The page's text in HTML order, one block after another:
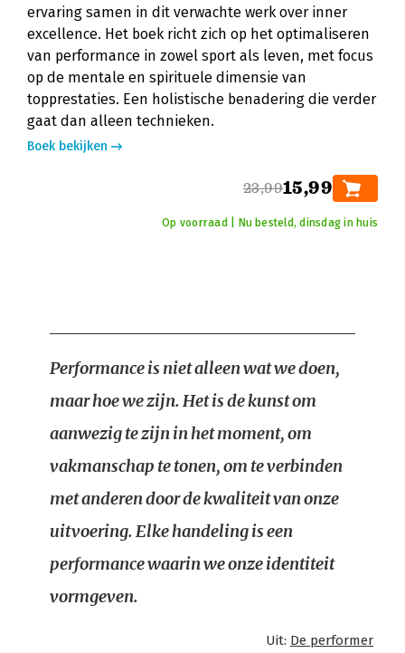
ervaring samen in dit verwachte werk over inner
excellence. Het boek richt zich op het optimaliseren
van performance in zowel sport als leven, met focus
op de mentale en spirituele dimensie van
topprestaties. Een holistische benadering die verder
gaat dan alleen technieken.
Boek bekijken
23,9915,99
Op voorraad | Nu besteld, dinsdag in huis
Performance is niet alleen wat we doen,
maar hoe we zijn. Het is de kunst om
aanwezig te zijn in het moment, om
vakmanschap te tonen, om te verbinden
met anderen door de kwaliteit van onze
uitvoering. Elke handeling is een
performance waarin we onze identiteit
vormgeven.
Uit: De performer